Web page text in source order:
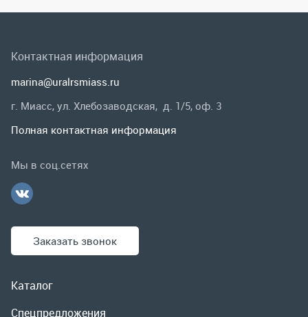
Спецпредложения
Гарантии и возврат
Заказать звонок